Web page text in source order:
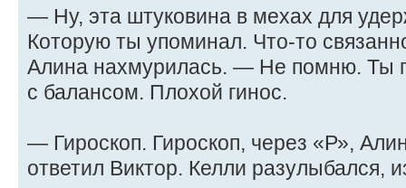
— Ну, эта штуковина в мехах для
Которую ты упоминал. Что-то
Алина нахмурилась. — Не помню. Ты
с балансом. Плохой гинос.
— Гироскоп. Гироскоп, через «Р»,
ответил Виктор. Келли разулыбался,